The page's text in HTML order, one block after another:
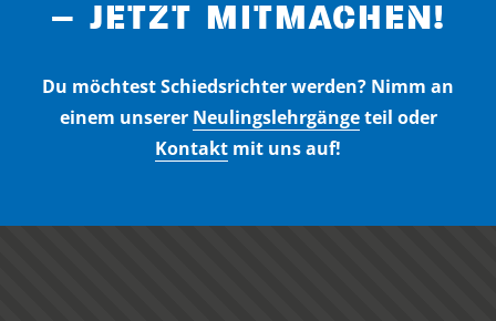
– JETZT MITMACHEN!
Du möchtest Schiedsrichter werden? Nimm an
einem unserer Neulingslehrgängeteil oder
Kontakt mit uns auf!